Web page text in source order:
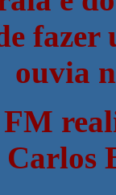
ouvia